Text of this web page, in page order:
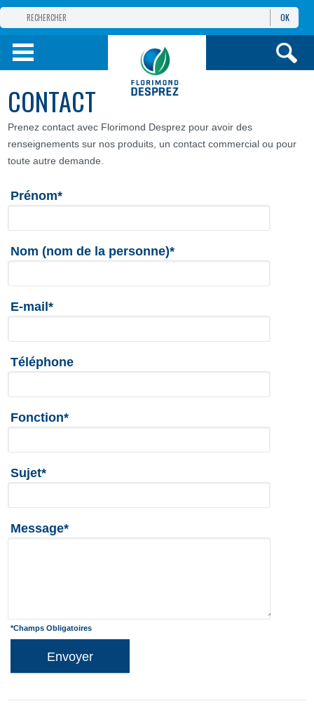
GROUPE
PRODUITS
INFOSET SERVICES
OK
CONTACT
Prenez contact avec Florimond Desprez pour avoir des
renseignements sur nos produits, un contact commercial ou pour
toute autre demande.
Prénom*
Nom (nom de la personne)*
E-mail*
Téléphone
Fonction*
Sujet*
Message*
*Champs Obligatoires
Envoyer